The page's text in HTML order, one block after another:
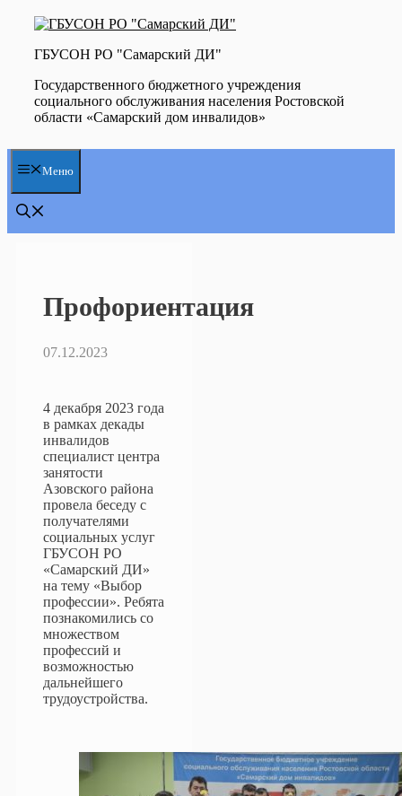
Перейти
содержимому
ГБУСОН РО "Самарский ДИ"
Государственного бюджетного учреждения
социального обслуживания населения Ростовской
области «Самарский дом инвалидов»
Меню
Профориентация
07.12.2023
4 декабря 2023 года
в рамках декады
инвалидов
специалист центра
занятости
Азовского района
провела беседу с
получателями
социальных услуг
ГБУСОН РО
«Самарский ДИ»
на тему «Выбор
профессии». Ребята
познакомились со
множеством
профессий и
возможностью
дальнейшего
трудоустройства.